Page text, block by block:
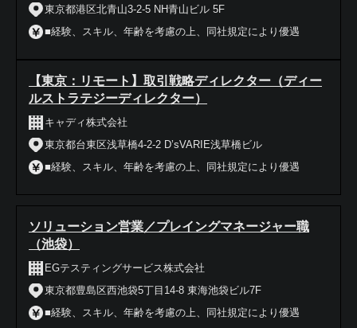
東京都港区北青山3-2-5 NH青山ビル 5F
■経験、スキル、年齢を考慮の上、同社規定により優遇
【東京：リモート】取引戦略ディレクター（ディー
ルストラテジーディレクター）
キャディ株式会社
東京都台東区浅草橋4-2-2 D’sVARIE浅草橋ビル
■経験、スキル、年齢を考慮の上、同社規定により優遇
ソリューション営業／プレイングマネージャー職
（池袋）
EGテスティングサービス株式会社
東京都豊島区西池袋5丁目14-8 東海池袋ビル7F
■経験、スキル、年齢を考慮の上、同社規定により優遇